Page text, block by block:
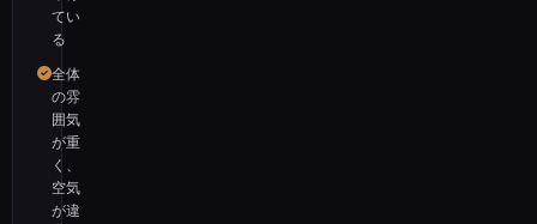
てい
る
全体
の雰
囲気
が重
く、
空気
が違